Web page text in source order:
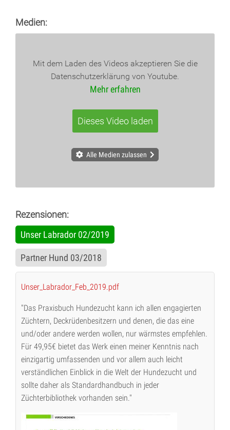
Medien:
Mit dem Laden des Videos akzeptieren Sie die
Datenschutzerklärung von Youtube.
Mehr erfahren
Dieses Video laden
Alle Medien zulassen
Rezensionen:
Unser Labrador 02/2019
Partner Hund 03/2018
Unser_Labrador_Feb_2019.pdf
"Das Praxisbuch Hundezucht kann ich allen engagierten
Züchtern, Deckrüdenbesitzern und denen, die das eine
und/oder andere werden wollen, nur wärmstes empfehlen.
Für 49,95€ bietet das Werk einen meiner Kenntnis nach
einzigartig umfassenden und vor allem auch leicht
verständlichen Einblick in die Welt der Hundezucht und
sollte daher als Standardhandbuch in jeder
Züchterbibliothek vorhanden sein."